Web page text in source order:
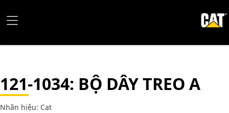
121-1034: BỘ DÂY TREO A
Nhãn hiệu: Cat